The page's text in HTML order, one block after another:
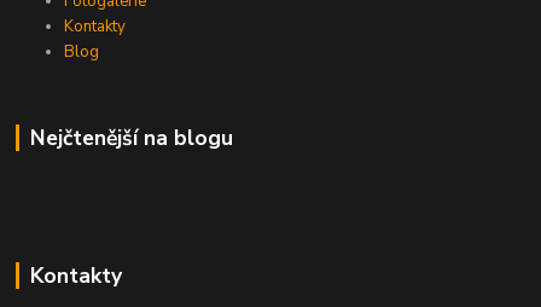
Kontakty
Blog
Nejčtenější na blogu
Kontakty